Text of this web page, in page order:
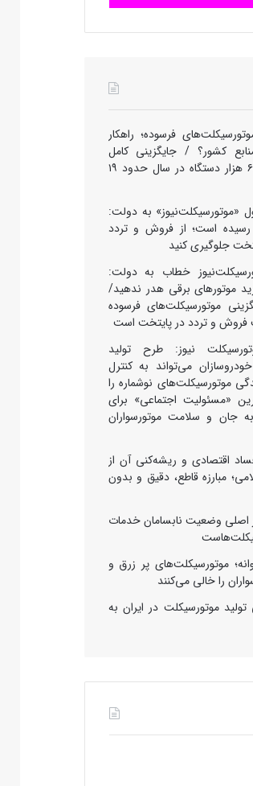
فرسوده؛ راهکار
کشور؟ / جایگزینی کامل
فرسوده‌ها با تولید ۶۰۰ هزار دستگاه در سال حدود ۱۹
«موتورسیکلت‌نیوز» به دولت:
است؛ از فروش و تردد
جلوگیری کنید
خطاب به دولت:
موتورهای برقی هدر ندهید/
موتورسیکلت‌های فرسوده
فروش و تردد در پایتخت است
نیوز: طرح تولید
می‌تواند به کنترل
موتورسیکلت‌های نوشماره را
«مسئولیت اجتماعی» برای
به جان و سلامت موتورسواران
فساد اقتصادی و ریشه‌کنی آن از
مبارزه قاطع، دقیق و بدون
وضعیت نابسامان خدمات
موتورسیکلت‌های پر زرق‌ و
را خالی می‌کنند
موتورسیکلت در ایران به